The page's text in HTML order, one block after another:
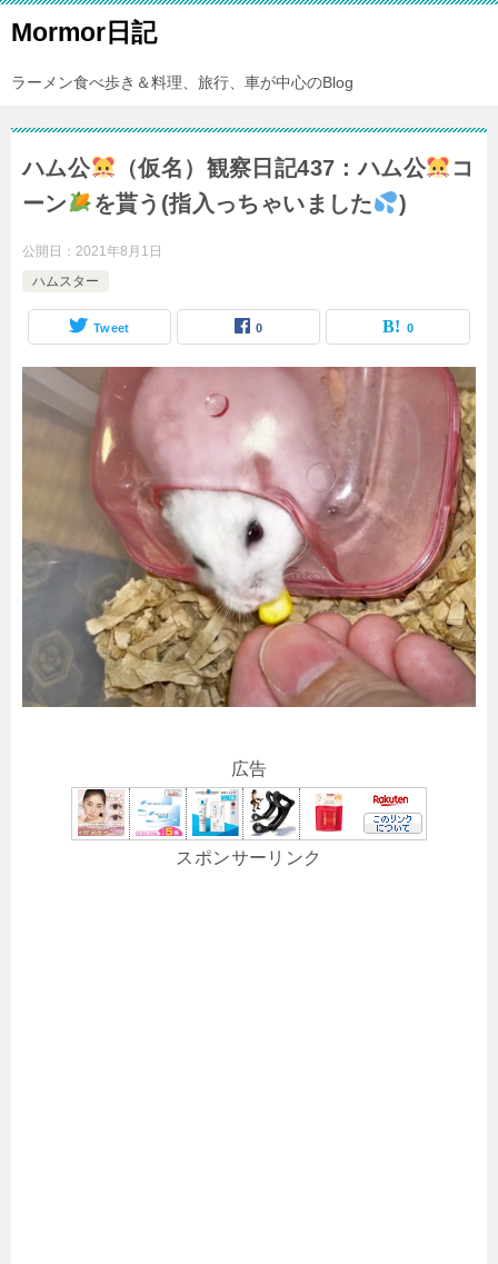
Mormor日記
ラーメン食べ歩き＆料理、旅行、車が中心のBlog
ハム公 （仮名）観察日記437：ハム公
コ
ーン
を貰う(指入っちゃいました )
公開日： 2021年8月1日
ハムスター
Tweet 0 0
広告
スポンサーリンク